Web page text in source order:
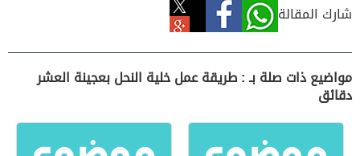
شارك المقالة
مواضيع ذات صلة بـ : طريقة عمل خلية النحل بعجينة العشر
دقائق